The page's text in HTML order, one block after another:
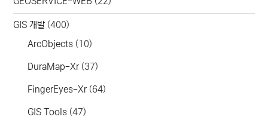
GIS 개발 (400)
ArcObjects (10)
DuraMap-Xr(37)
FingerEyes-Xr(64)
GIS Tools (47)